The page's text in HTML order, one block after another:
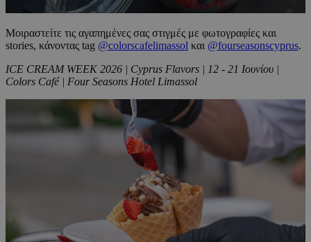
Μοιραστείτε τις αγαπημένες σας στιγμές με φωτογραφίες και
stories, κάνοντας tag @colorscafelimassol και @fourseasonscyprus.
ICE CREAM WEEK 2026 | Cyprus Flavors | 12 - 21 Ιουνίου |
Colors Café | Four Seasons Hotel Limassol